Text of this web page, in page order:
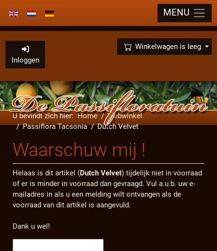
Inloggen
Winkelwagen is leeg
×
Selecteer de taal MENU
U bevindt zich hier:Home
Webwinkel
Passiflora Tacsonia
Dutch Velvet
Waarschuw mij !
Helaas is dit artikel (Dutch Velvet) tijdelijk niet in voorraad
of er is minder in voorraad dan gevraagd. Vul a.u.b. uw e-
mailadres in als u een melding wilt ontvangen als de
voorraad van dit artikel is aangevuld.
Dank u wel!